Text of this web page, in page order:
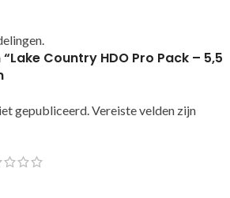
Country HDO Pro Pack – 5,5
gepubliceerd.Vereiste velden zijn